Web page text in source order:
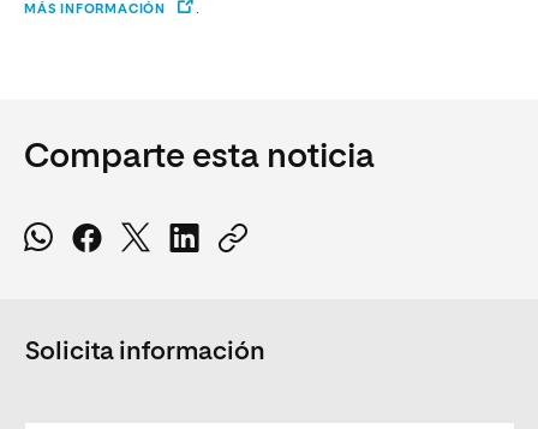
MÁS INFORMACIÓN
Comparte esta noticia
Solicita información